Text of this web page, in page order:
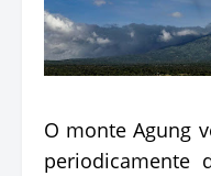
O monte Agung
periodicamente